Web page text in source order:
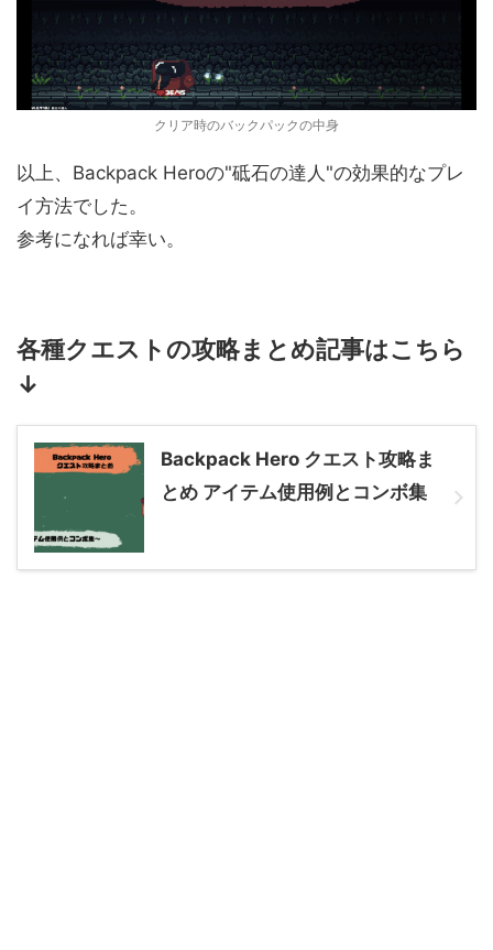
クリア時のバックパックの中身
以上、Backpack Heroの"砥石の達人"の効果的なプレ
イ方法でした。
参考になれば幸い。
各種クエストの攻略まとめ記事はこちら
↓
Backpack Hero クエスト攻略ま
とめ アイテム使用例とコンボ集